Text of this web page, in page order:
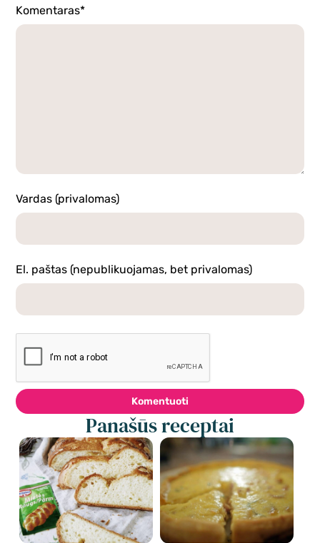
Komentaras*
Vardas (privalomas)
El. paštas (nepublikuojamas, bet privalomas)
Komentuoti
Panašūs receptai